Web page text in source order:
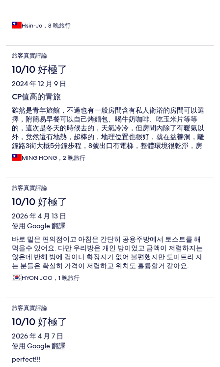
Hsin-Jo，8 晚旅行
旅客真實評論
10/10 好極了
2024 年 12 月 9 日
CP值高的青旅
雖然是青年旅館，不過也有一般房間含有私人衛浴的房間可以選
擇，附簡易早餐可以自己烤麵包、喝牛奶咖啡、吃玉米片等等
的，這次是冬天的時候去的，天氣冷冷，但房間內除了有暖氣以
外，竟然還有地熱，超棒的，地理位置也很好，就在益善洞，離
鐘路3街大概5分鐘步程，8號出口有電梯，整體環境很乾淨，房
間雖不大，但如果是前開式行李箱，可以放3個大的沒問題，價格
又便宜，如果超過櫃檯服務時間，也可以自助check in，超簡
自己搬行李上下樓，其他都很好。
MING HONG，2 晚旅行
旅客真實評論
10/10 好極了
2026 年 4 月 13 日
使用 Google 翻譯
바로 밑은 편의점이고 아침은 간단히 공용주방에서 토스트를 해
먹을수 있어요. 다만 우리방은 개인 방이었고 금액이 저렴하지는
않은데 반해 방에 컵이나 화장지가 없어 불편했지만 도미트리 자
는 분들은 확실히 가격이 저렴하고 위치도 훌륭할거 같아요.
HYON JOO，1 晚旅行
旅客真實評論
10/10 好極了
2026 年 4 月 7 日
使用 Google 翻譯
perfect!!!